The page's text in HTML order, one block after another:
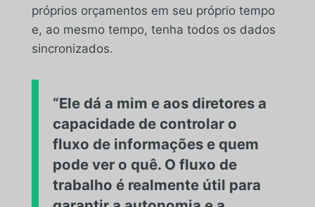
próprios orçamentos em seu próprio tempo
e, ao mesmo tempo, tenha todos os dados
sincronizados.
“Ele dá a mim e aos diretores a
capacidade de controlar o
fluxo de informações e quem
pode ver o quê. O fluxo de
trabalho é realmente útil para